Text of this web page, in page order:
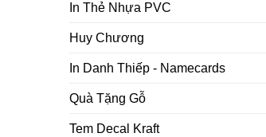
In Thẻ Nhựa PVC
Huy Chương
In Danh Thiếp - Namecards
Quà Tặng Gỗ
Tem Decal Kraft